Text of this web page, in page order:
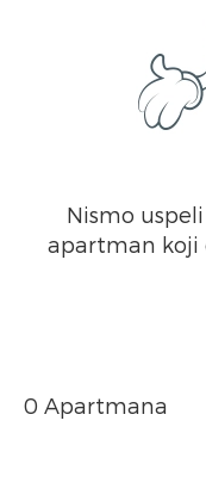
Nismo
apartman koji
0 Apartmana